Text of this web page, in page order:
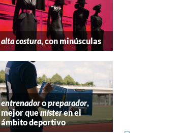
alta costura, con minúsculas
entrenadoropreparador,
mejor quemísteren el
ámbito deportivo